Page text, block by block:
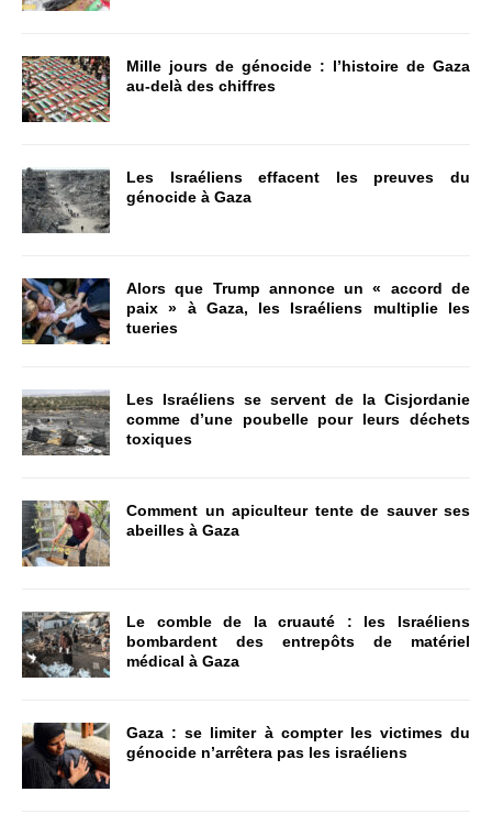
Mille jours de génocide : l’histoire de Gaza
au-delà des chiffres
Les Israéliens effacent les preuves du
génocide à Gaza
Alors que Trump annonce un « accord de
paix » à Gaza, les Israéliens multiplie les
tueries
Les Israéliens se servent de la Cisjordanie
comme d’une poubelle pour leurs déchets
toxiques
Comment un apiculteur tente de sauver ses
abeilles à Gaza
Le comble de la cruauté : les Israéliens
bombardent des entrepôts de matériel
médical à Gaza
Gaza : se limiter à compter les victimes du
génocide n’arrêtera pas les israéliens